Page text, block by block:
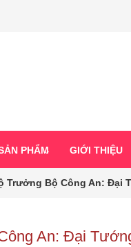
PHẨM GIỚI THIỆU
Trưởng Bộ Công An: Đại
An: Đại